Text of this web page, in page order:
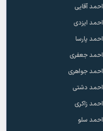
احمد آقایی
احمد ایزدی
احمد پارسا
احمد جعفری
احمد جواهری
احمد دشتی
احمد زاکری
احمد سلو